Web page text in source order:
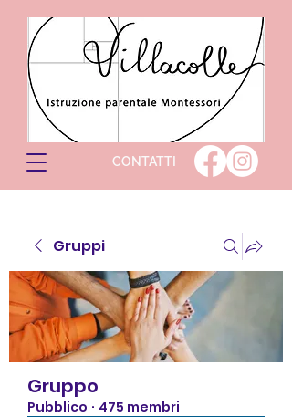
CONTATTI
Gruppi
Gruppo
Pubblico · 475 membri